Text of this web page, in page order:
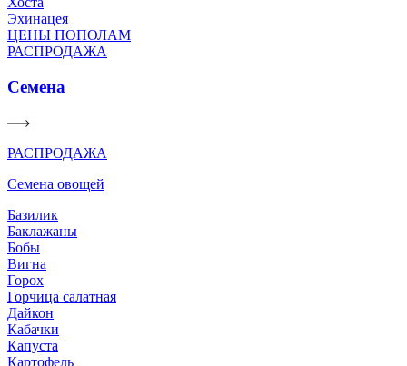
Эхинацея
ЦЕНЫ ПОПОЛАМ
РАСПРОДАЖА
Семена
РАСПРОДАЖА
Семена овощей
Базилик
Баклажаны
Бобы
Вигна
Горох
Горчица салатная
Дайкон
Кабачки
Капуста
Картофель